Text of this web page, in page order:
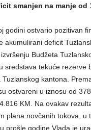
smanjen na manje od
godini ostvario pozitivan
akumulirani deficit
Budžeta
sredstava tekuće rezerve
kantona.
ostvareni u iznosu od
KM. Na ovakav
plana novčanih tokova, u
prošle godine Vlada je